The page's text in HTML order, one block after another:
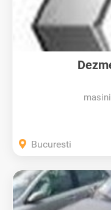
Bucuresti